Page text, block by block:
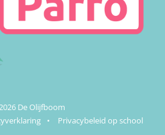
De Olijfboom
• Privacybeleid op school